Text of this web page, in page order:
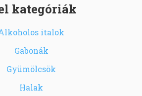
kategóriák
italok
Gabonák
Gyümölcsök
Halak